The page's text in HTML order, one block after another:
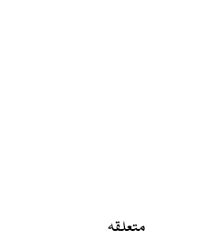
متعلقہ